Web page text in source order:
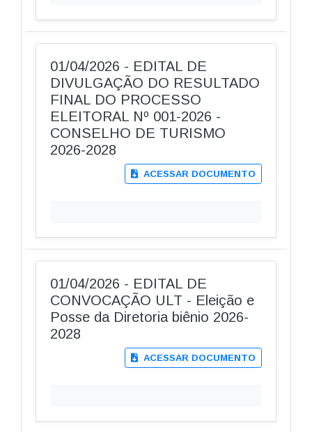
01/04/2026 - EDITAL DE
DIVULGAÇÃO DO RESULTADO
FINAL DO PROCESSO
ELEITORAL Nº 001-2026 -
CONSELHO DE TURISMO
2026-2028
ACESSAR DOCUMENTO
01/04/2026 - EDITAL DE
CONVOCAÇÃO ULT - Eleição e
Posse da Diretoria biênio 2026-
2028
ACESSAR DOCUMENTO